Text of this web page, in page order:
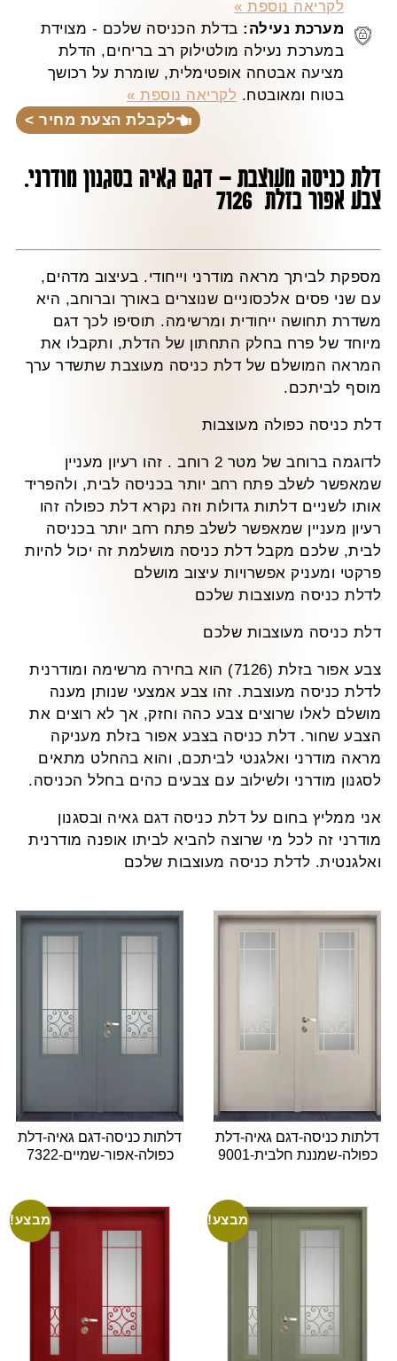
לקריאה נוספת »
מערכת נעילה: בדלת הכניסה שלכם - מצוידת
במערכת נעילה מולטילוק רב בריחים, הדלת
מציעה אבטחה אופטימלית, שומרת על רכושך
בטוח ומאובטח. לקריאה נוספת »
לקבלת הצעת מחיר >
דלת כניסה מעוצבת – דגם גאיה בסגנון מודרני.
צבע אפור בזלת 7126
מספקת לביתך מראה מודרני וייחודי. בעיצוב מדהים,
עם שני פסים אלכסוניים שנוצרים באורך וברוחב, היא
משדרת תחושה ייחודית ומרשימה. תוסיפו לכך דגם
מיוחד של פרח בחלק התחתון של הדלת, ותקבלו את
המראה המושלם של דלת כניסה מעוצבת שתשדר ערך
מוסף לביתכם.
דלת כניסה כפולה מעוצבות
לדוגמה ברוחב של מטר 2 רוחב . זהו רעיון מעניין
שמאפשר לשלב פתח רחב יותר בכניסה לבית, ולהפריד
אותו לשניים דלתות גדולות וזה נקרא דלת כפולה זהו
רעיון מעניין שמאפשר לשלב פתח רחב יותר בכניסה
לבית, שלכם מקבל דלת כניסה מושלמת זה יכול להיות
פרקטי ומעניק אפשרויות עיצוב מושלם
לדלת כניסה מעוצבות שלכם
דלת כניסה מעוצבות שלכם
צבע אפור בזלת (7126) הוא בחירה מרשימה ומודרנית
לדלת כניסה מעוצבת. זהו צבע אמצעי שנותן מענה
מושלם לאלו שרוצים צבע כהה וחזק, אך לא רוצים את
הצבע שחור. דלת כניסה בצבע אפור בזלת מעניקה
מראה מודרני ואלגנטי לביתכם, והוא בהחלט מתאים
לסגנון מודרני ולשילוב עם צבעים כהים בחלל הכניסה.
אני ממליץ בחום על דלת כניסה דגם גאיה ובסגנון
מודרני זה לכל מי שרוצה להביא לביתו אופנה מודרנית
ואלגנטית. לדלת כניסה מעוצבות שלכם
דלתות כניסה-דגם גאיה-דלת
כפולה-שמננת חלבית-9001
דלתות כניסה-דגם גאיה-דלת
כפולה-אפור-שמיים-7322
מבצע! מבצע!